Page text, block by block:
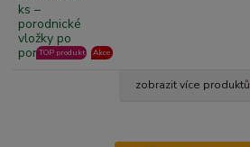
TOP produkt Akce
zobrazit více produktů